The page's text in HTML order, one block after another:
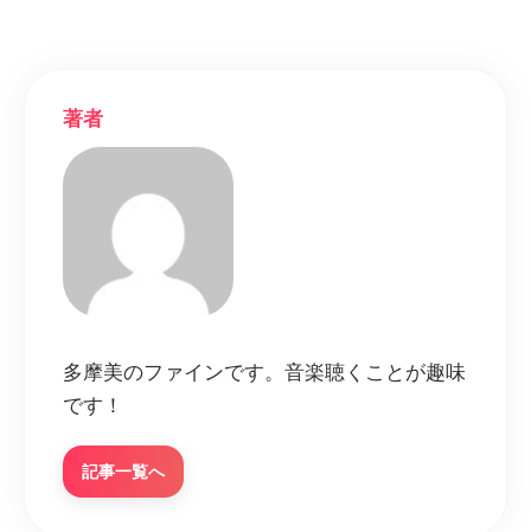
著者
多摩美のファインです。音楽聴くことが趣味
です！
記事一覧へ